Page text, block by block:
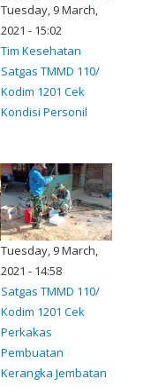
Tuesday, 9 March,
2021 - 15:02
Tim Kesehatan
Satgas TMMD 110/
Kodim 1201 Cek
Kondisi Personil
Tuesday, 9 March,
2021 - 14:58
Satgas TMMD 110/
Kodim 1201 Cek
Perkakas
Pembuatan
Kerangka Jembatan